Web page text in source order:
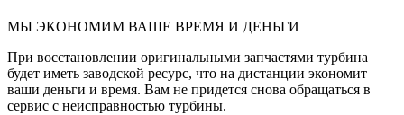
МЫ ЭКОНОМИМ ВАШЕ ВРЕМЯ И ДЕНЬГИ
При восстановлении оригинальными запчастями турбина
будет иметь заводской ресурс, что на дистанции экономит
ваши деньги и время. Вам не придется снова обращаться в
сервис с неисправностью турбины.